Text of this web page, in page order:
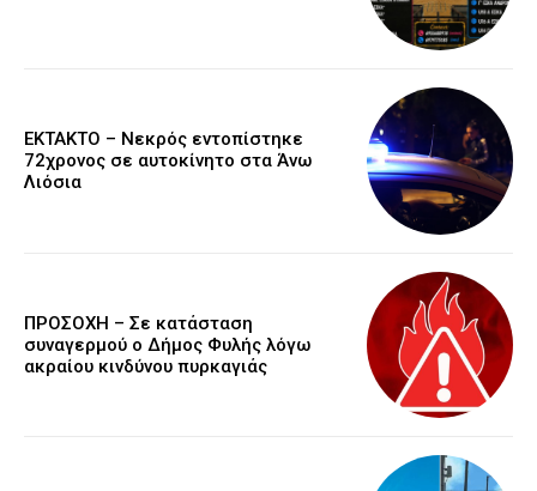
EKTAKTO – Νεκρός εντοπίστηκε
72χρονος σε αυτοκίνητο στα Άνω
Λιόσια
ΠΡΟΣΟΧΗ – Σε κατάσταση
συναγερμού ο Δήμος Φυλής λόγω
ακραίου κινδύνου πυρκαγιάς